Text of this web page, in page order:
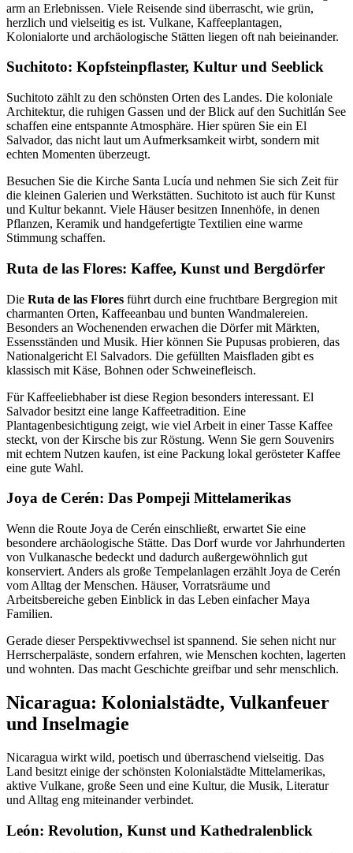
arm an Erlebnissen. Viele Reisende sind überrascht, wie grün,
herzlich und vielseitig es ist. Vulkane, Kaffeeplantagen,
Kolonialorte und archäologische Stätten liegen oft nah beieinander.
Suchitoto: Kopfsteinpflaster, Kultur und Seeblick
Suchitoto zählt zu den schönsten Orten des Landes. Die koloniale
Architektur, die ruhigen Gassen und der Blick auf den Suchitlán See
schaffen eine entspannte Atmosphäre. Hier spüren Sie ein El
Salvador, das nicht laut um Aufmerksamkeit wirbt, sondern mit
echten Momenten überzeugt.
Besuchen Sie die Kirche Santa Lucía und nehmen Sie sich Zeit für
die kleinen Galerien und Werkstätten. Suchitoto ist auch für Kunst
und Kultur bekannt. Viele Häuser besitzen Innenhöfe, in denen
Pflanzen, Keramik und handgefertigte Textilien eine warme
Stimmung schaffen.
Ruta de las Flores: Kaffee, Kunst und Bergdörfer
Die Ruta de las Flores führt durch eine fruchtbare Bergregion mit
charmanten Orten, Kaffeeanbau und bunten Wandmalereien.
Besonders an Wochenenden erwachen die Dörfer mit Märkten,
Essensständen und Musik. Hier können Sie Pupusas probieren, das
Nationalgericht El Salvadors. Die gefüllten Maisfladen gibt es
klassisch mit Käse, Bohnen oder Schweinefleisch.
Für Kaffeeliebhaber ist diese Region besonders interessant. El
Salvador besitzt eine lange Kaffeetradition. Eine
Plantagenbesichtigung zeigt, wie viel Arbeit in einer Tasse Kaffee
steckt, von der Kirsche bis zur Röstung. Wenn Sie gern Souvenirs
mit echtem Nutzen kaufen, ist eine Packung lokal gerösteter Kaffee
eine gute Wahl.
Joya de Cerén: Das Pompeji Mittelamerikas
Wenn die Route Joya de Cerén einschließt, erwartet Sie eine
besondere archäologische Stätte. Das Dorf wurde vor Jahrhunderten
von Vulkanasche bedeckt und dadurch außergewöhnlich gut
konserviert. Anders als große Tempelanlagen erzählt Joya de Cerén
vom Alltag der Menschen. Häuser, Vorratsräume und
Arbeitsbereiche geben Einblick in das Leben einfacher Maya
Familien.
Gerade dieser Perspektivwechsel ist spannend. Sie sehen nicht nur
Herrscherpaläste, sondern erfahren, wie Menschen kochten, lagerten
und wohnten. Das macht Geschichte greifbar und sehr menschlich.
Nicaragua: Kolonialstädte, Vulkanfeuer
und Inselmagie
Nicaragua wirkt wild, poetisch und überraschend vielseitig. Das
Land besitzt einige der schönsten Kolonialstädte Mittelamerikas,
aktive Vulkane, große Seen und eine Kultur, die Musik, Literatur
und Alltag eng miteinander verbindet.
León: Revolution, Kunst und Kathedralenblick